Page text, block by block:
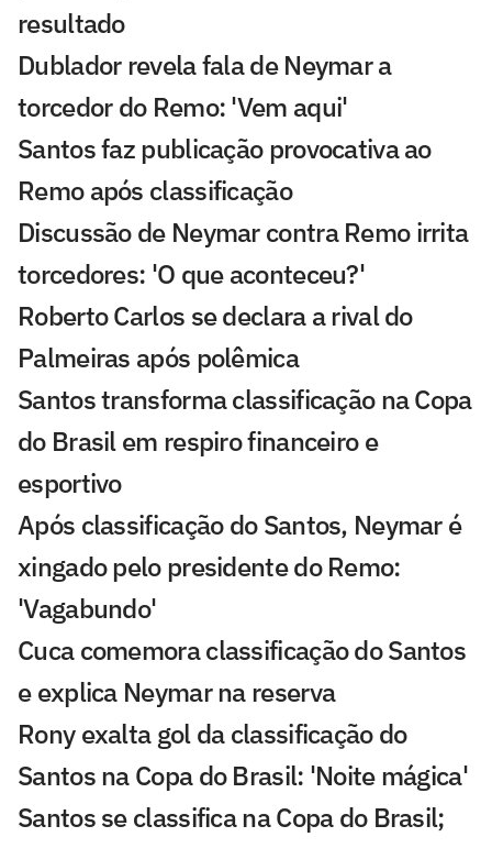
resultado
Dublador revela fala de Neymar a
torcedor do Remo: 'Vem aqui'
Santos faz publicação provocativa ao
Remo após classificação
Discussão de Neymar contra Remo irrita
torcedores: 'O que aconteceu?'
Roberto Carlos se declara a rival do
Palmeiras após polêmica
Santos transforma classificação na Copa
do Brasil em respiro financeiro e
esportivo
Após classificação do Santos, Neymar é
xingado pelo presidente do Remo:
'Vagabundo'
Cuca comemora classificação do Santos
e explica Neymar na reserva
Rony exalta gol da classificação do
Santos na Copa do Brasil: 'Noite mágica'
Santos se classifica na Copa do Brasil;